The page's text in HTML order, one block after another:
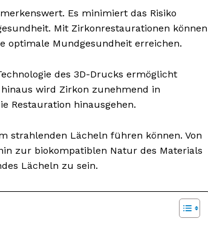
Es minimiert das Risiko
Mit Zirkonrestaurationen können
optimale Mundgesundheit erreichen.
des 3D-Drucks ermöglicht
wird Zirkon zunehmend in
Restauration hinausgehen.
strahlenden Lächeln führen können. Von
zur biokompatiblen Natur des Materials
Lächeln zu sein.